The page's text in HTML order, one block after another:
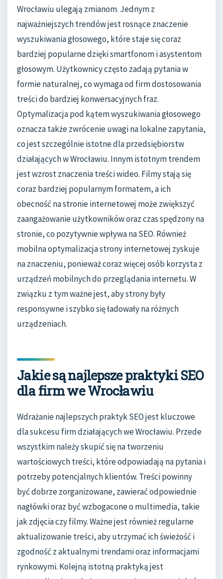
Wrocławiu ulegają zmianom. Jednym z
najważniejszych trendów jest rosnące znaczenie
wyszukiwania głosowego, które staje się coraz
bardziej popularne dzięki smartfonom i asystentom
głosowym. Użytkownicy często zadają pytania w
formie naturalnej, co wymaga od firm dostosowania
treści do bardziej konwersacyjnych fraz.
Optymalizacja pod kątem wyszukiwania głosowego
oznacza także zwrócenie uwagi na lokalne zapytania,
co jest szczególnie istotne dla przedsiębiorstw
działających w Wrocławiu. Innym istotnym trendem
jest wzrost znaczenia treści wideo. Filmy stają się
coraz bardziej popularnym formatem, a ich
obecność na stronie internetowej może zwiększyć
zaangażowanie użytkowników oraz czas spędzony na
stronie, co pozytywnie wpływa na SEO. Również
mobilna optymalizacja strony internetowej zyskuje
na znaczeniu, ponieważ coraz więcej osób korzysta z
urządzeń mobilnych do przeglądania internetu. W
związku z tym ważne jest, aby strony były
responsywne i szybko się ładowały na różnych
urządzeniach.
Jakie są najlepsze praktyki SEO
dla firm we Wrocławiu
Wdrażanie najlepszych praktyk SEO jest kluczowe
dla sukcesu firm działających we Wrocławiu. Przede
wszystkim należy skupić się na tworzeniu
wartościowych treści, które odpowiadają na pytania i
potrzeby potencjalnych klientów. Treści powinny
być dobrze zorganizowane, zawierać odpowiednie
nagłówki oraz być wzbogacone o multimedia, takie
jak zdjęcia czy filmy. Ważne jest również regularne
aktualizowanie treści, aby utrzymać ich świeżość i
zgodność z aktualnymi trendami oraz informacjami
rynkowymi. Kolejną istotną praktyką jest